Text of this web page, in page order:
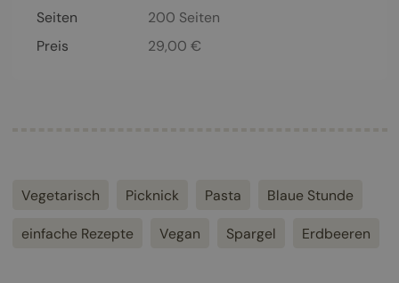
Seiten
200 Seiten
Preis
29,00 €
Vegetarisch Picknick Pasta Blaue Stunde
einfache Rezepte Vegan Spargel Erdbeeren